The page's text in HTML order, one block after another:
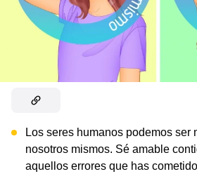
Los seres humanos podemos ser
nosotros mismos. Sé amable
aquellos errores que has